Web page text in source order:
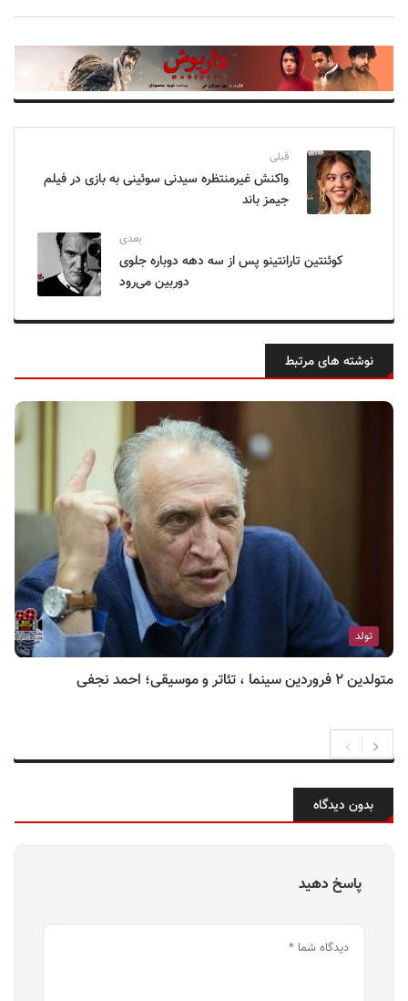
قبلی
واکنش غیرمنتظره سیدنی سوئینی به بازی در فیلم
جیمز باند
بعدی
کوئنتین تارانتینو پس از سه دهه دوباره جلوی
دوربین می‌رود
نوشته های مرتبط
تولد
متولدین ۲ فروردین سینما ، تئاتر و موسیقی؛ احمد نجفی
بدون دیدگاه
پاسخ دهید